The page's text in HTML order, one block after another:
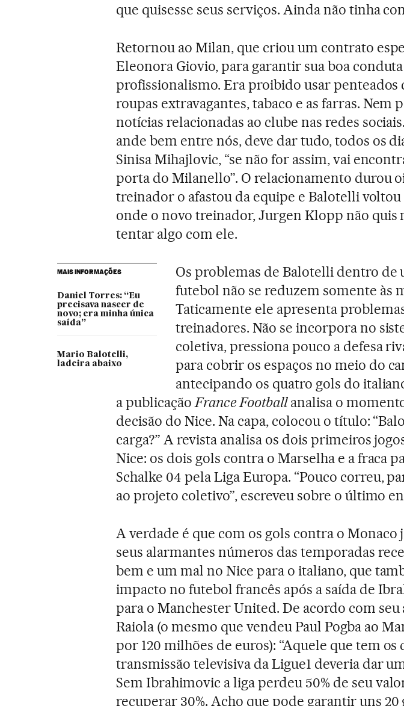
que quisesse seus serviços. Ainda não tinha
Retornou ao Milan, que criou um contrato
Eleonora Giovio, para garantir sua boa
profissionalismo. Era proibido usar penteados
roupas extravagantes, tabaco e as farras. Nem
notícias relacionadas ao clube nas redes
ande bem entre nós, deve dar tudo, todos os
Sinisa Mihajlovic, “se não for assim, vai
porta do Milanello”. O relacionamento durou
treinador o afastou da equipe e Balotelli
onde o novo treinador, Jurgen Klopp não quis
tentar algo com ele.
MAIS INFORMAÇÕES
Daniel Torres: “Eu
precisava nascer de
novo; era minha única
saída”
Mario Balotelli,
ladeira abaixo
Os problemas de Balotelli dentro de
futebol não se reduzem somente às
Taticamente ele apresenta
treinadores. Não se incorpora no
coletiva, pressiona pouco a defesa
para cobrir os espaços no meio do
antecipando os quatro gols do
a publicaçãoFrance Footballanalisa o
decisão do Nice. Na capa, colocou o título:
carga?” A revista analisa os dois primeiros
Nice: os dois gols contra o Marselha e a fraca
Schalke 04 pela Liga Europa. “Pouco correu,
ao projeto coletivo”, escreveu sobre o último
A verdade é que com os gols contra o Monaco
seus alarmantes números das temporadas
bem e um mal no Nice para o italiano, que
impacto no futebol francês após a saída de
para o Manchester United. De acordo com seu
Raiola (o mesmo que vendeu Paul Pogba ao
por 120 milhões de euros): “Aquele que tem os
transmissão televisiva da Ligue1 deveria dar
Sem Ibrahimovic a liga perdeu 50% de seu
recuperar 30%. Acho que pode garantir uns 20